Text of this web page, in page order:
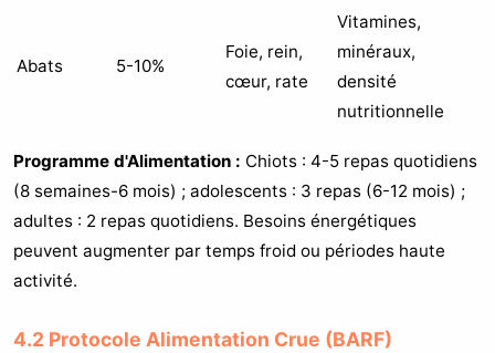
Abats 5-10%
Foie, rein,
cœur, rate
Vitamines,
minéraux,
densité
nutritionnelle
Programme d'Alimentation : Chiots : 4-5 repas quotidiens
(8 semaines-6 mois) ; adolescents : 3 repas (6-12 mois) ;
adultes : 2 repas quotidiens. Besoins énergétiques
peuvent augmenter par temps froid ou périodes haute
activité.
4.2 Protocole Alimentation Crue (BARF)